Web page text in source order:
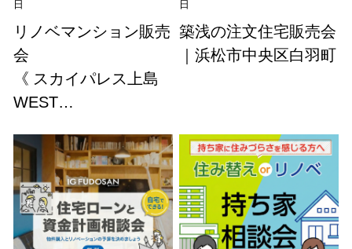
日
リノベマンション販売
会
《 スカイパレス上島
WEST…
日
築浅の注文住宅販売会
｜浜松市中央区白羽町